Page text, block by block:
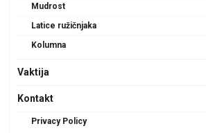
Mudrost
Latice ružičnjaka
Kolumna
Vaktija
Kontakt
Privacy Policy